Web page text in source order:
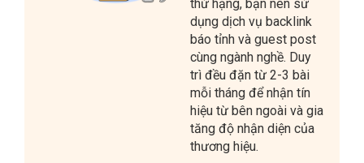
cùng ngành nghề. Duy
trì đều đặn từ 2-3 bài
mỗi tháng để nhận tín
hiệu từ bên ngoài và gia
tăng độ nhận diện của
thương hiệu.